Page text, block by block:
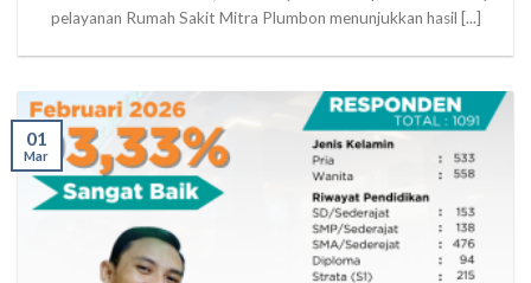
pelayanan Rumah Sakit Mitra Plumbon menunjukkan hasil [...]
01
Mar